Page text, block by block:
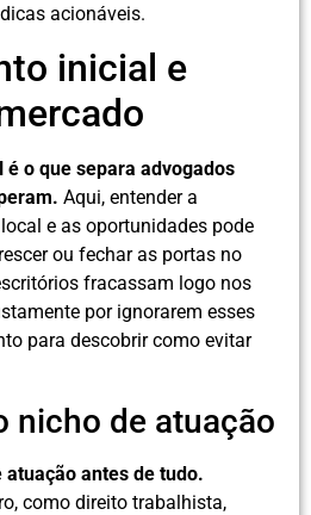
acionáveis.
inicial e
o que separa advogados
Aqui, entender a
e as oportunidades pode
ou fechar as portas no
fracassam logo nos
por ignorarem esses
para descobrir como evitar
nicho de atuação
atuação antes de tudo.
como direito trabalhista,